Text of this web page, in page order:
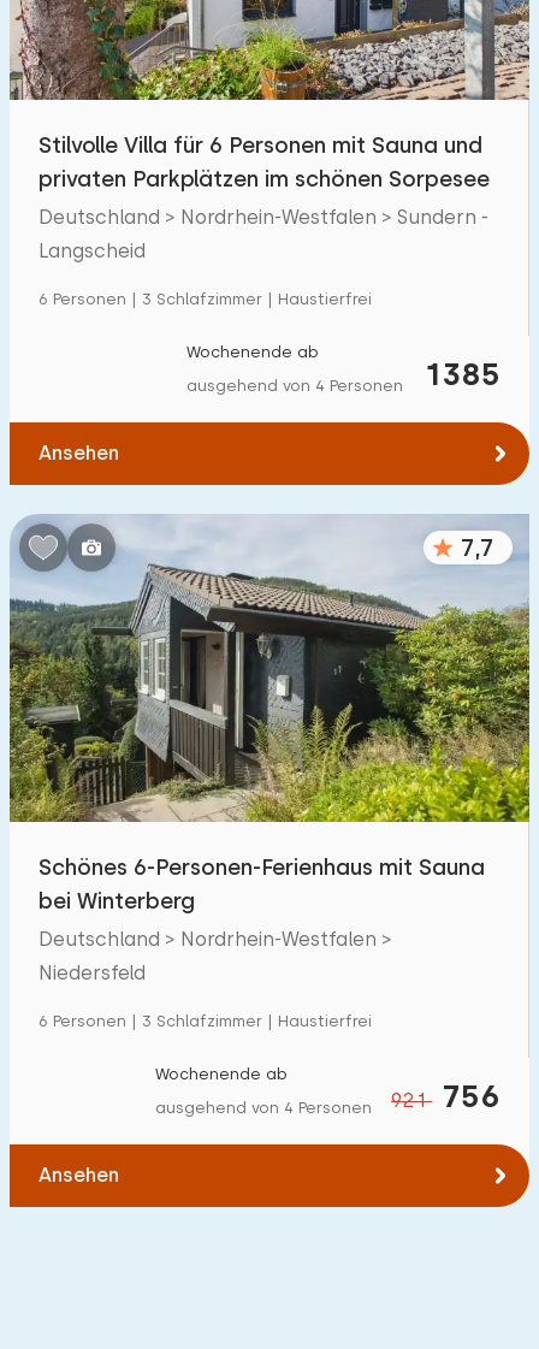
Stilvolle Villa für 6 Personen mit Sauna und
privaten Parkplätzen im schönen Sorpesee
Deutschland > Nordrhein-Westfalen > Sundern -
Langscheid
6 Personen | 3 Schlafzimmer | Haustierfrei
1385
Wochenende ab
ausgehend von 4 Personen
Ansehen
7,7
Schönes 6-Personen-Ferienhaus mit Sauna
bei Winterberg
Deutschland > Nordrhein-Westfalen >
Niedersfeld
6 Personen | 3 Schlafzimmer | Haustierfrei
921 756
Wochenende ab
ausgehend von 4 Personen
Ansehen